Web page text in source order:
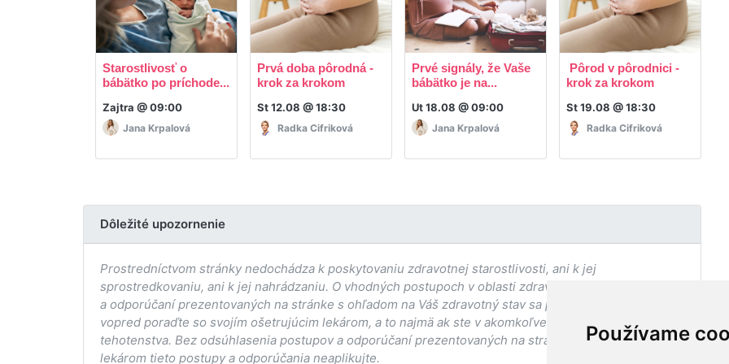
Používame
Starostlivosť o
bábätko po príchode...
Zajtra @ 09:00
Jana Krpalová
Prvá doba pôrodná -
krok za krokom
St 12.08 @ 18:30
Radka Cifriková
Prvé signály, že Vaše
bábätko je na...
Ut 18.08 @ 09:00
Jana Krpalová
Pôrod v pôrodnici -
krok za krokom
St 19.08 @ 18:30
Radka Cifriková
Dôležité upozornenie
Prostredníctvom stránky nedochádza k poskytovaniu zdravotnej starostlivosti, ani k jej
sprostredkovaniu, ani k jej nahrádzaniu. O vhodných postupoch v oblasti zdravia, vhodnosti postupov
a odporúčaní prezentovaných na stránke s ohľadom na Váš zdravotný stav sa pred ich aplikáciou vždy
vopred poraďte so svojím ošetrujúcim lekárom, a to najmä ak ste v akomkoľvek štádiu
tehotenstva. Bez odsúhlasenia postupov a odporúčaní prezentovaných na stránke Vaším ošetrujúcim
lekárom tieto postupy a odporúčania neaplikujte.